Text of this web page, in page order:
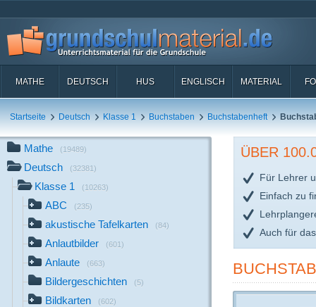
MATHE DEUTSCH HUS ENGLISCH MATERIAL
Startseite Deutsch Klasse 1 Buchstaben Buchstabenheft
Mathe (19489)
Deutsch (32381)
Klasse 1 (10263)
ABC (235)
akustische Tafelkarten (84)
Anlautbilder (601)
Anlaute (663)
Bildergeschichten (5)
Bildkarten (602)
ÜBER
Für Lehrer
Einfach zu
Auch für